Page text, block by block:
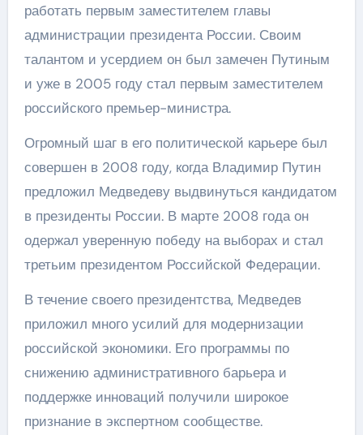
работать первым заместителем главы
администрации президента России. Своим
талантом и усердием он был замечен Путиным
и уже в 2005 году стал первым заместителем
российского премьер-министра.
Огромный шаг в его политической карьере был
совершен в 2008 году, когда Владимир Путин
предложил Медведеву выдвинуться кандидатом
в президенты России. В марте 2008 года он
одержал уверенную победу на выборах и стал
третьим президентом Российской Федерации.
В течение своего президентства, Медведев
приложил много усилий для модернизации
российской экономики. Его программы по
снижению административного барьера и
поддержке инноваций получили широкое
признание в экспертном сообществе.